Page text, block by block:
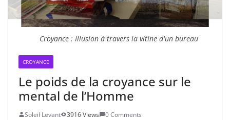
Croyance : Illusion à travers la vitine d'un bureau
CROYANCE
Le poids de la croyance sur le
mental de l’Homme
Soleil Levant 3916 Views
0 Comments